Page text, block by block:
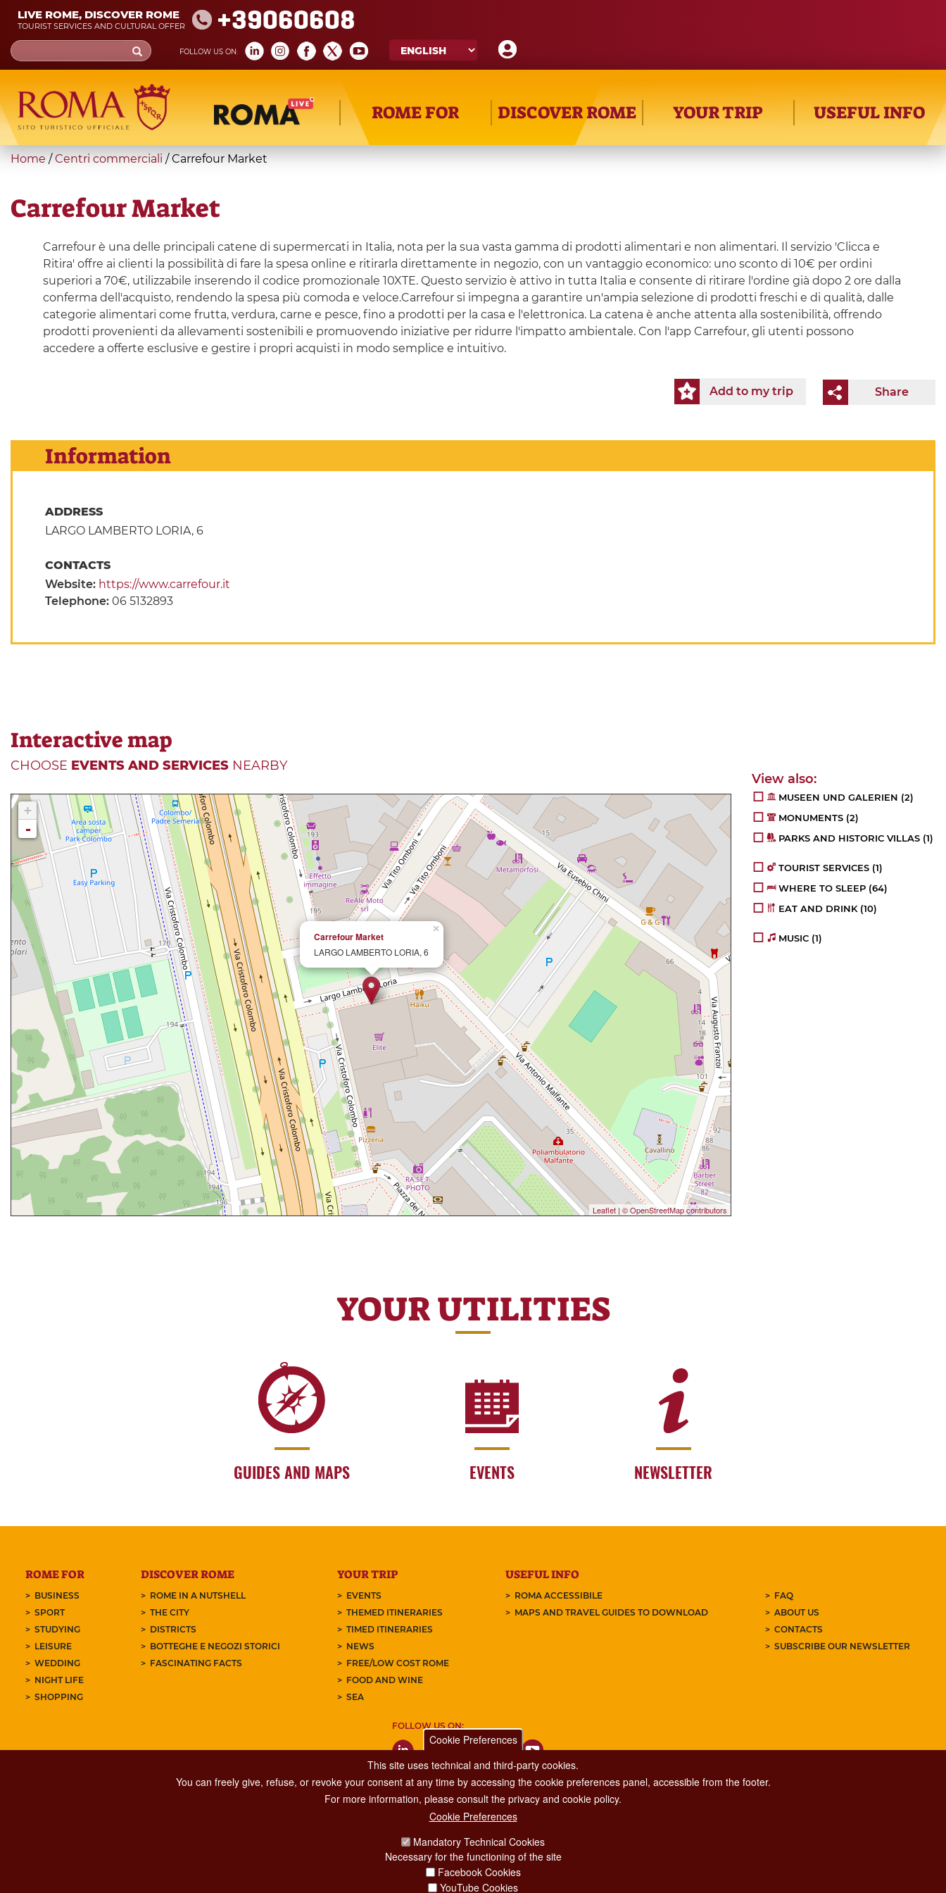
Skip
main
content
LIVE ROME, DISCOVER ROME
TOURIST SERVICES AND CULTURAL OFFER +39060608
FOLLOW US ON:
Search
form
Search
ROME FOR DISCOVER ROME YOUR TRIP USEFUL INFO
You
here
Home / Centri commerciali /Carrefour Market
Carrefour Market
Carrefour è una delle principali catene di supermercati in Italia, nota per la sua vasta gamma di prodotti alimentari e non alimentari. Il servizio 'Clicca e
Ritira' offre ai clienti la possibilità di fare la spesa online e ritirarla direttamente in negozio, con un vantaggio economico: uno sconto di 10€ per ordini
superiori a 70€, utilizzabile inserendo il codice promozionale 10XTE. Questo servizio è attivo in tutta Italia e consente di ritirare l'ordine già dopo 2 ore dalla
conferma dell'acquisto, rendendo la spesa più comoda e veloce.Carrefour si impegna a garantire un'ampia selezione di prodotti freschi e di qualità, dalle
categorie alimentari come frutta, verdura, carne e pesce, fino a prodotti per la casa e l'elettronica. La catena è anche attenta alla sostenibilità, offrendo
prodotti provenienti da allevamenti sostenibili e promuovendo iniziative per ridurre l'impatto ambientale. Con l'app Carrefour, gli utenti possono
accedere a offerte esclusive e gestire i propri acquisti in modo semplice e intuitivo.
Share
Add to my trip
Information
ADDRESS
LARGO LAMBERTO LORIA, 6
CONTACTS
Website: https://www.carrefour.it
Telephone: 06 5132893
Interactive map
CHOOSE EVENTS AND SERVICES NEARBY
×
Carrefour Market
LARGO LAMBERTO LORIA, 6
+
-
Leaflet | © OpenStreetMap contributors
MUSEEN UND GALERIEN (2)
MONUMENTS (2)
PARKS AND HISTORIC VILLAS (1)
TOURIST SERVICES (1)
WHERE TO SLEEP (64)
EAT AND DRINK(10)
MUSIC (1)
YOUR UTILITIES
GUIDES AND MAPS EVENTS NEWSLETTER
ROME FOR
BUSINESS
SPORT
STUDYING
LEISURE
WEDDING
NIGHT LIFE
SHOPPING
DISCOVER ROME
ROME IN A NUTSHELL
THE CITY
DISTRICTS
BOTTEGHE E NEGOZI STORICI
FASCINATING FACTS
YOUR TRIP
EVENTS
THEMED ITINERARIES
TIMED ITINERARIES
NEWS
FREE/LOW COST ROME
FOOD AND WINE
SEA
USEFUL INFO
ROMA ACCESSIBILE
MAPS AND TRAVEL GUIDES TO DOWNLOAD
FAQ
ABOUT US
CONTACTS
SUBSCRIBE OUR NEWSLETTER
FOLLOW US ON:
Major Events, Sport, Tourism and Fashion Department.
Via di San Basilio, 51
00187 Roma
Cookie Preferences
This site uses technical and third-party cookies.
You can freely give, refuse, or revoke your consent at any time by accessing the cookie preferences panel, accessible from the footer.
For more information, please consult the privacy and cookie policy.
Cookie Preferences
Mandatory Technical Cookies
Necessary for the functioning of the site
Facebook Cookies
YouTube Cookies